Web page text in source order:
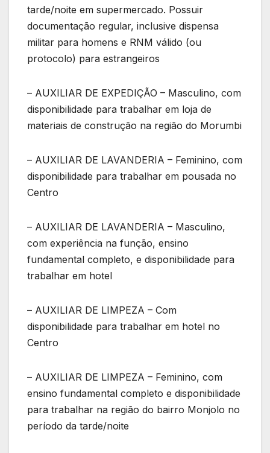
tarde/noite em supermercado. Possuir
documentação regular, inclusive dispensa
militar para homens e RNM válido (ou
protocolo) para estrangeiros
– AUXILIAR DE EXPEDIÇÃO – Masculino, com
disponibilidade para trabalhar em loja de
materiais de construção na região do Morumbi
– AUXILIAR DE LAVANDERIA – Feminino, com
disponibilidade para trabalhar em pousada no
Centro
– AUXILIAR DE LAVANDERIA – Masculino,
com experiência na função, ensino
fundamental completo, e disponibilidade para
trabalhar em hotel
– AUXILIAR DE LIMPEZA – Com
disponibilidade para trabalhar em hotel no
Centro
– AUXILIAR DE LIMPEZA – Feminino, com
ensino fundamental completo e disponibilidade
para trabalhar na região do bairro Monjolo no
período da tarde/noite